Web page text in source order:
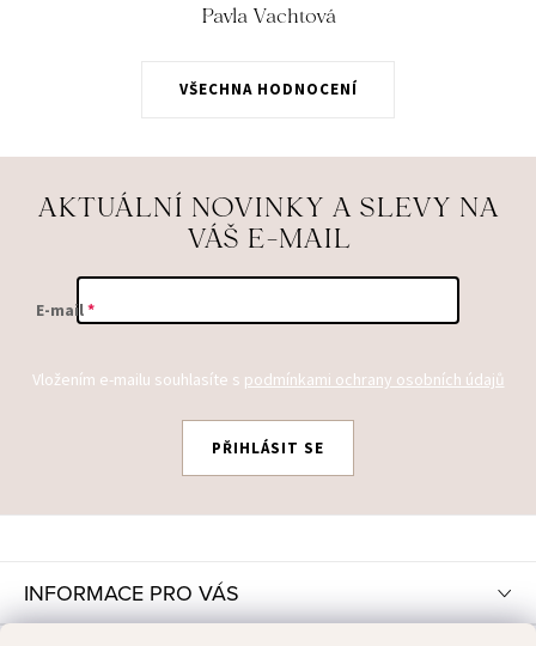
VŠECHNA HODNOCENÍ
Pavla Vachtová
AKTUÁLNÍ NOVINKY A SLEVY NA
VÁŠ E-MAIL
E-mail
Vložením e-mailu souhlasíte s podmínkami ochrany osobních údajů
PŘIHLÁSIT SE
Z
A
INFORMACE PRO VÁS